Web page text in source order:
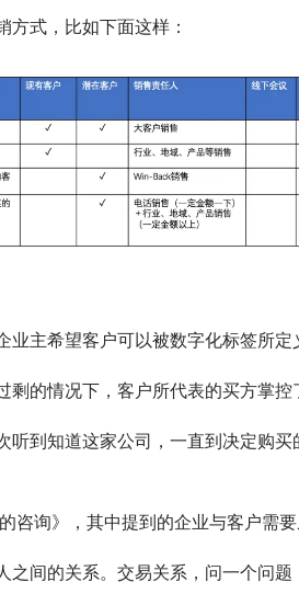
方式，比如下面这样：
主希望客户可以被数字化标签所定
的情况下，客户所代表的买方掌控
听到知道这家公司，一直到决定购
咨询》，其中提到的企业与客户需要
之间的关系。交易关系，问一个问题